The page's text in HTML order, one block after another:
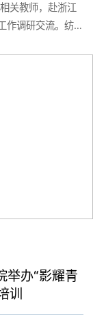
关教师，赴浙江
作调研交流。纺
办“影耀青
训